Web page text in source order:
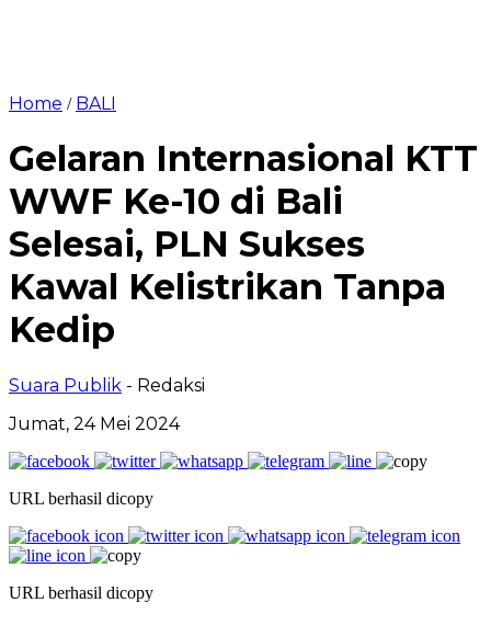
Home / BALI
Gelaran Internasional KTT
WWF Ke-10 di Bali
Selesai, PLN Sukses
Kawal Kelistrikan Tanpa
Kedip
Suara Publik - Redaksi
Jumat, 24 Mei 2024
URL berhasil dicopy
URL berhasil dicopy